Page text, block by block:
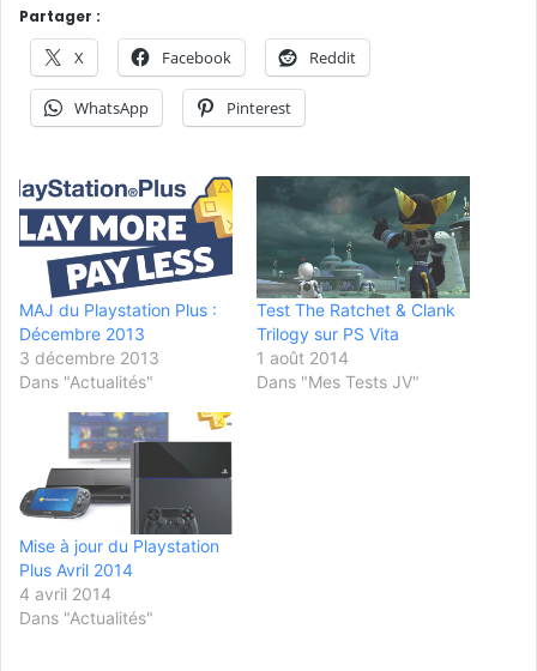
Partager :
X Facebook Reddit
WhatsApp Pinterest
MAJ du Playstation Plus :
Décembre 2013
3 décembre 2013
Dans "Actualités"
Test The Ratchet & Clank
Trilogy sur PS Vita
1 août 2014
Dans "Mes Tests JV"
Mise à jour du Playstation
Plus Avril 2014
4 avril 2014
Dans "Actualités"